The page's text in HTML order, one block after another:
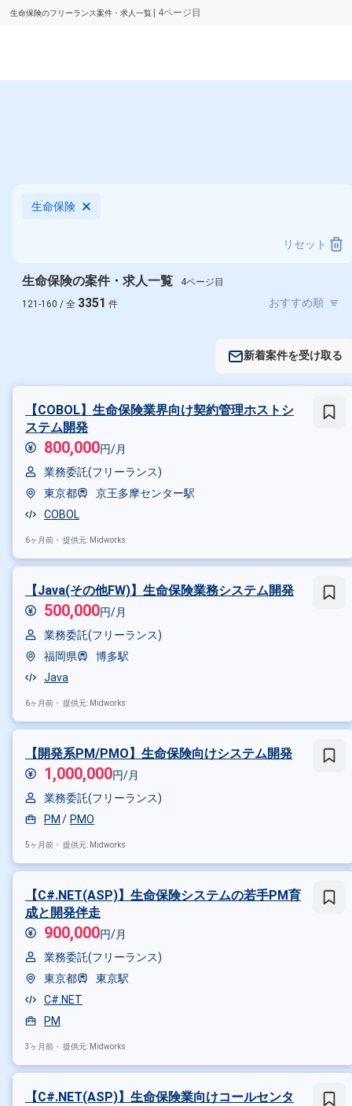
生命保険のフリーランス案件・求人一覧 | 4ページ目
生命保険
リセット
生命保険の案件・求人一覧
4ページ目
121-160 / 全 3351 件
新着案件を受け取る
【COBOL】生命保険業界向け契約管理ホストシ
ステム開発
800,000円/月
業務委託(フリーランス)
東京都
京王多摩センター駅
COBOL
6ヶ月前・ 提供元: Midworks
【Java(その他FW)】生命保険業務システム開発
500,000円/月
業務委託(フリーランス)
福岡県
博多駅
Java
6ヶ月前・ 提供元: Midworks
【開発系PM/PMO】生命保険向けシステム開発
1,000,000円/月
業務委託(フリーランス)
PM
PMO
5ヶ月前・ 提供元: Midworks
【C#.NET(ASP)】生命保険システムの若手PM育
成と開発伴走
900,000円/月
業務委託(フリーランス)
東京都
東京駅
C#.NET
PM
3ヶ月前・ 提供元: Midworks
【C#.NET(ASP)】生命保険業向けコールセンタ